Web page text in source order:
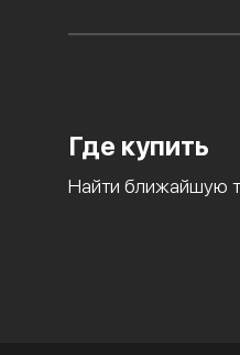
Где купить
Найти ближайшую